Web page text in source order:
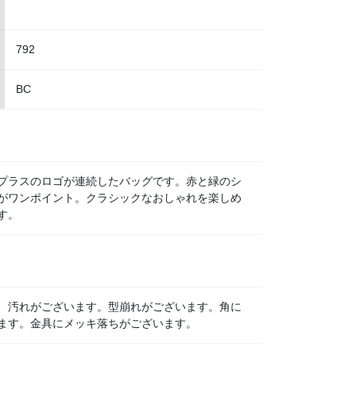
792
BC
ラスのロゴが連続したバッグです。赤と緑のシ
ワンポイント。クラシックなおしゃれを楽しめ
。
汚れがございます。型崩れがございます。角に
す。金具にメッキ落ちがございます。